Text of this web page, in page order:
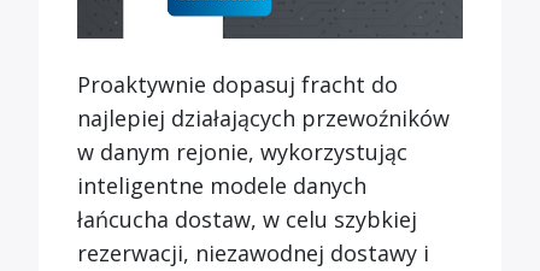
Proaktywnie dopasuj fracht do
najlepiej działających przewoźników
w danym rejonie, wykorzystując
inteligentne modele danych
łańcucha dostaw, w celu szybkiej
rezerwacji, niezawodnej dostawy i